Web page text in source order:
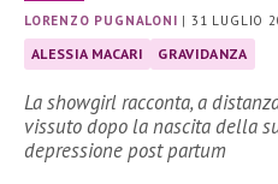
LORENZO PUGNALONI |31 LUGLIO
ALESSIA MACARI GRAVIDANZA
La showgirl racconta, a
vissuto dopo la nascita della
depressione post partum